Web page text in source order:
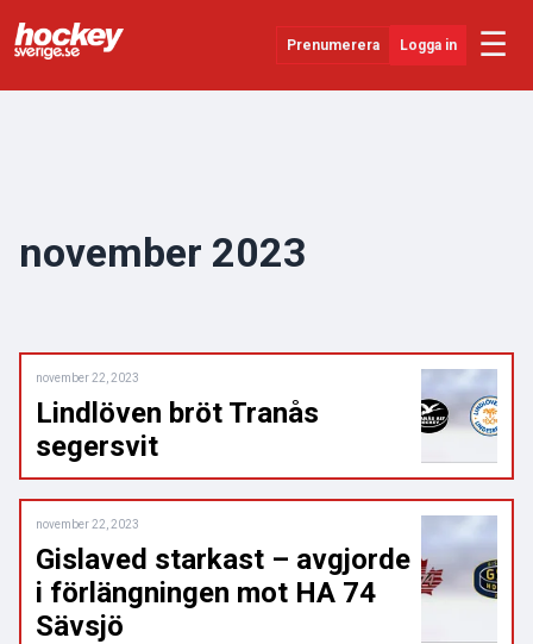
Prenumerera Logga in ☰
Evenemang
november 2023
november 22, 2023
Lindlöven bröt Tranås
segersvit
november 22, 2023
Gislaved starkast – avgjorde
i förlängningen mot HA 74
Sävsjö